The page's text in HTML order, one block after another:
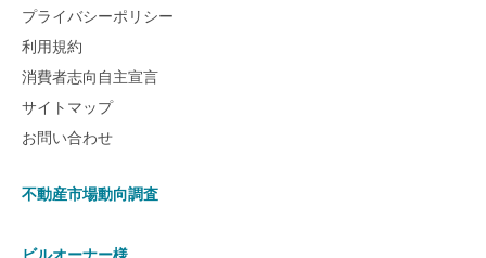
プライバシーポリシー
利用規約
消費者志向自主宣言
サイトマップ
お問い合わせ
不動産市場動向調査